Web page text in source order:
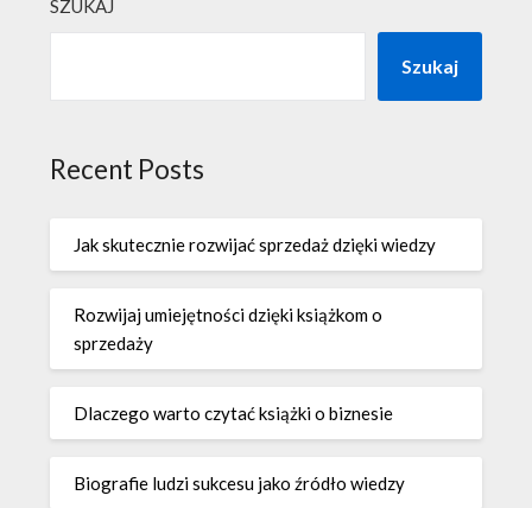
SZUKAJ
Szukaj
Recent Posts
Jak skutecznie rozwijać sprzedaż dzięki wiedzy
Rozwijaj umiejętności dzięki książkom o
sprzedaży
Dlaczego warto czytać książki o biznesie
Biografie ludzi sukcesu jako źródło wiedzy